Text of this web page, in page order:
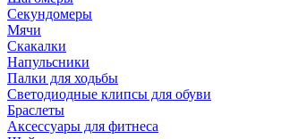
Секундомеры
Мячи
Скакалки
Напульсники
Палки для ходьбы
Светодиодные клипсы для обуви
Браслеты
Аксессуары для фитнеса